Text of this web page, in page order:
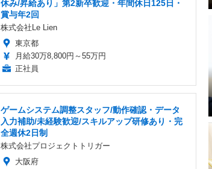
休み/昇給あり」第2新卒歓迎・年間休日125日・
賞与年2回
株式会社Le Lien
東京都
月給30万8,800円～55万円
正社員
ゲームシステム調整スタッフ/動作確認・データ
入力補助/未経験歓迎/スキルアップ研修あり・完
全週休2日制
株式会社プロジェクトトリガー
大阪府